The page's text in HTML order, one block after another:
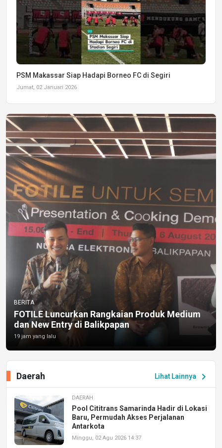
PSM Makassar Siap Hadapi Borneo FC di Segiri
Jumat, 02 Januari 2026
BERITA
FOTILE Luncurkan Rangkaian Produk Medium
dan New Entry di Balikpapan
19 jam yang lalu
Lihat Lainnya chevron_right
Daerah
DAERAH
Pool Cititrans Samarinda Hadir di Lokasi
Baru, Permudah Akses Perjalanan
Antarkota
Minggu, 02 Agu 2026 14:37